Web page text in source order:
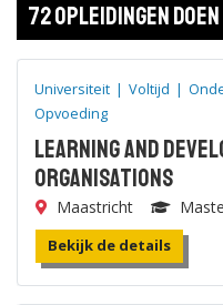
72 opleidingen
Universiteit | Voltijd |
Opvoeding
Learning and
Organisations
Maastricht
Bekijk de details